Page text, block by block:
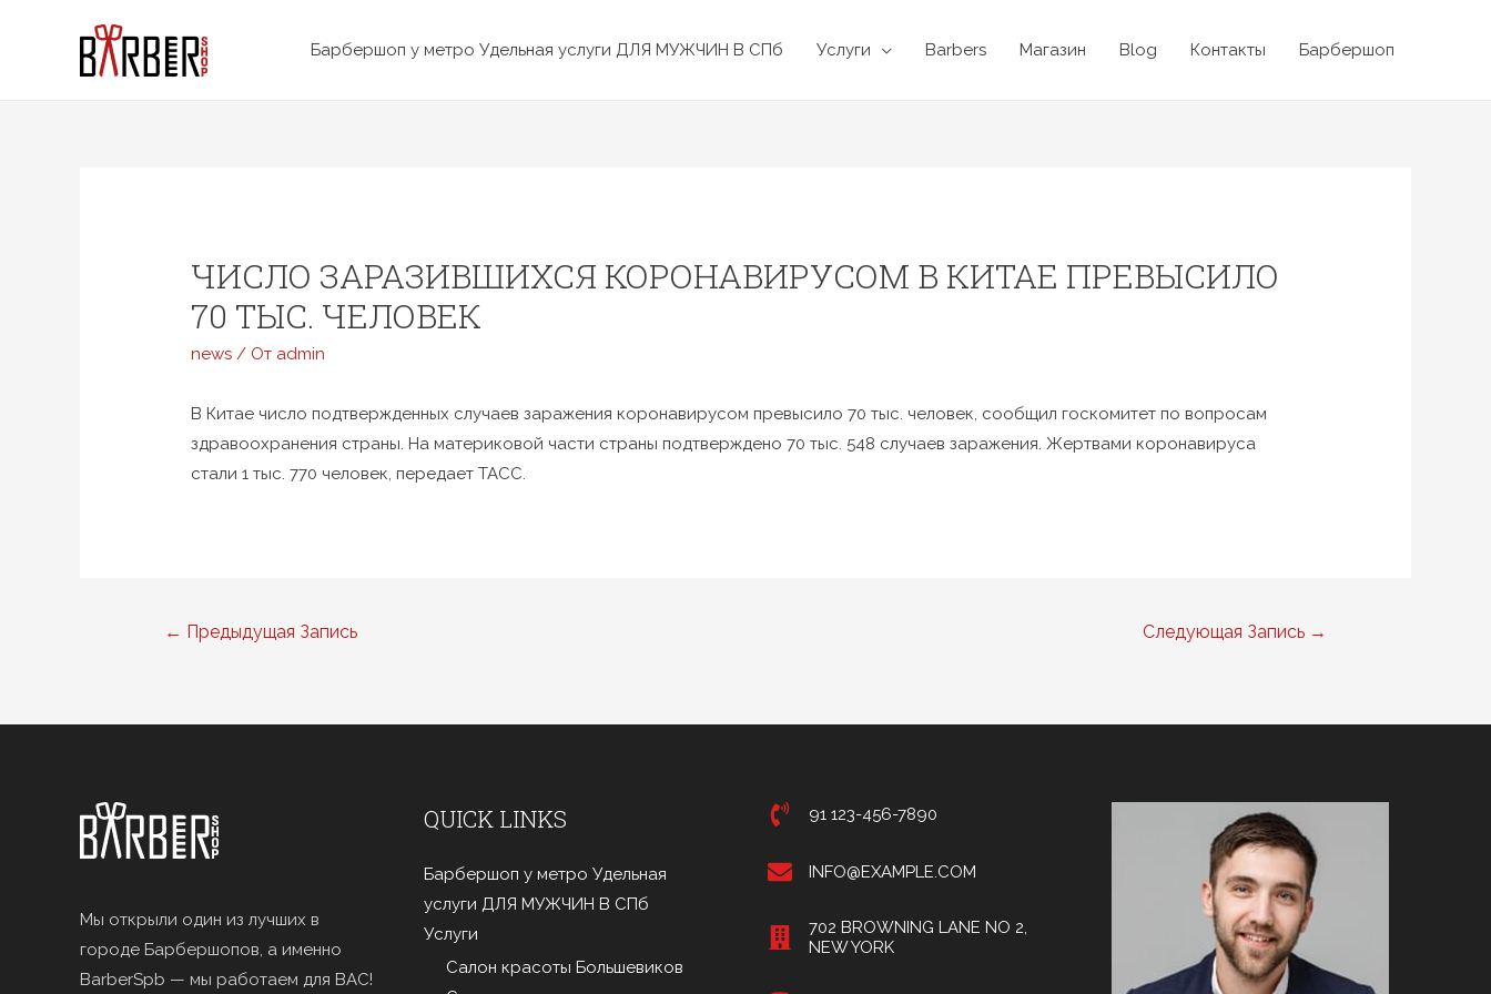
содержимому
Барбершоп у метро Удельная услуги ДЛЯ МУЖЧИН В СПб Услуги Barbers Магазин Blog Контакты Барбершоп
ЧИСЛО ЗАРАЗИВШИХСЯ КОРОНАВИРУСОМ В КИТАЕ ПРЕВЫСИЛО
70 ТЫС. ЧЕЛОВЕК
news / От admin
В Китае число подтвержденных случаев заражения коронавирусом превысило 70 тыс. человек, сообщил госкомитет по вопросам
здравоохранения страны. На материковой части страны подтверждено 70 тыс. 548 случаев заражения. Жертвами коронавируса
стали 1 тыс. 770 человек, передает ТАСС.
Навигация
← Предыдущая Запись Следующая Запись →
Мы открыли один из лучших в
городе Барбершопов, а именно
BarberSpb — мы работаем для ВАС!
QUICK LINKS
Барбершоп у метро Удельная
услуги ДЛЯ МУЖЧИН В СПб
Услуги
Салон красоты Большевиков
91 123-456-7890
INFO@EXAMPLE.COM
702 BROWNING LANE NO 2,
NEW YORK